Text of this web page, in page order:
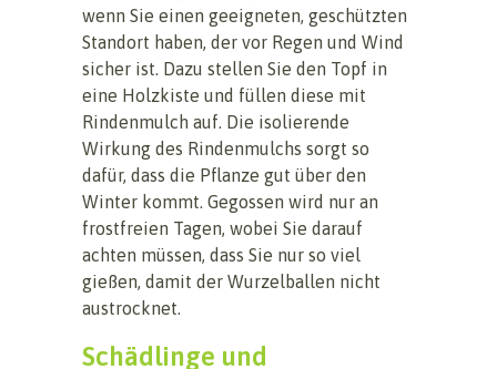
wenn Sie einen geeigneten, geschützten
Standort haben, der vor Regen und Wind
sicher ist. Dazu stellen Sie den Topf in
eine Holzkiste und füllen diese mit
Rindenmulch auf. Die isolierende
Wirkung des Rindenmulchs sorgt so
dafür, dass die Pflanze gut über den
Winter kommt. Gegossen wird nur an
frostfreien Tagen, wobei Sie darauf
achten müssen, dass Sie nur so viel
gießen, damit der Wurzelballen nicht
austrocknet.
Schädlinge und